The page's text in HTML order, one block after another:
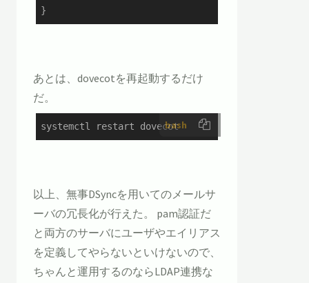
}
あとは、dovecotを再起動するだけ
だ。
bash
systemctl restart dovecot
以上、無事DSyncを用いてのメールサ
ーバの冗長化が行えた。 pam認証だ
と両方のサーバにユーザやエイリアス
を定義してやらないといけないので、
ちゃんと運用するのならLDAP連携な